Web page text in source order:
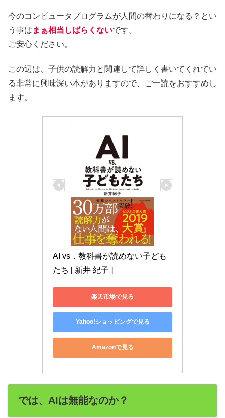
今のコンピュータプログラムが人間の替わりになる？とい
う事は まぁ相当しばらくないです。
ご安心ください。
この辺は、子供の読解力と関連して詳しく書いてくれてい
る非常に興味深い本がありますので、ご一読をおすすめし
ます。
AI vs．教科書が読めない子ども
たち [ 新井 紀子 ]
楽天市場で見る
Yahoo!ショッピングで見る
Amazonで見る
では、AIは無能なのか？